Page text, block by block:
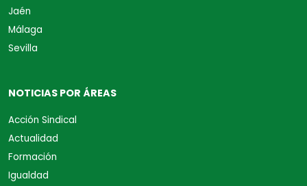
Jaén
Málaga
Sevilla
NOTICIAS POR ÁREAS
Acción Sindical
Actualidad
Formación
Igualdad